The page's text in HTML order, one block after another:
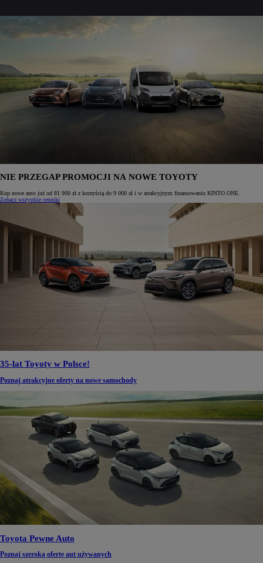
NIE PRZEGAP PROMOCJI NA NOWE TOYOTY
Kup nowe auto już od 81 900 zł z korzyścią do 9 000 zł i w atrakcyjnym finansowaniu KINTO ONE.
Zobacz wszystkie cenniki
35-lat Toyoty w Polsce!
Poznaj atrakcyjne oferty na nowe samochody
Toyota Pewne Auto
Poznaj szeroką ofertę aut używanych